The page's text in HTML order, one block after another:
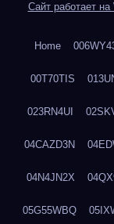
Сайт работает на
Home
00T70TIS
023RN4UI
04CAZD3N
04N4JN2X
05G55WBQ